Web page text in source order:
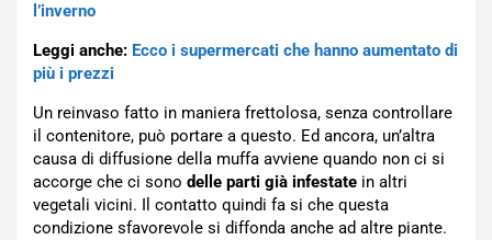
l’inverno
Leggi anche: Ecco i supermercati che hanno aumentato di
più i prezzi
Un reinvaso fatto in maniera frettolosa, senza controllare
il contenitore, può portare a questo. Ed ancora, un’altra
causa di diffusione della muffa avviene quando non ci si
accorge che ci sono delle parti già infestate in altri
vegetali vicini. Il contatto quindi fa si che questa
condizione sfavorevole si diffonda anche ad altre piante.